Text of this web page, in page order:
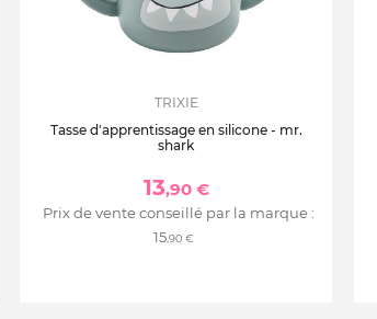
TRIXIE
Tasse d'apprentissage en silicone - mr.
shark
13,90 €
Prix de vente conseillé par la marque :
15,90 €